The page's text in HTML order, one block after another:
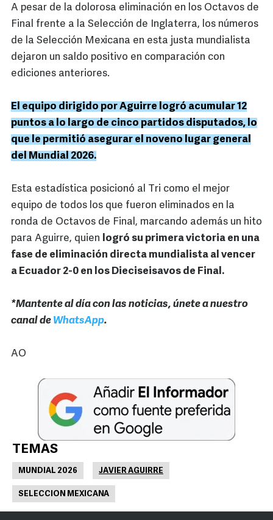
A pesar de la dolorosa eliminación en los Octavos de
Final frente a la Selección de Inglaterra, los números
de la Selección Mexicana en esta justa mundialista
dejaron un saldo positivo en comparación con
ediciones anteriores.
El equipo dirigido por Aguirre logró acumular 12
puntos a lo largo de cinco partidos disputados, lo
que le permitió asegurar el noveno lugar general
del Mundial 2026.
Esta estadística posicionó al Tri como el mejor
equipo de todos los que fueron eliminados en la
ronda de Octavos de Final, marcando además un hito
para Aguirre, quien logró su primera victoria en una
fase de eliminación directa mundialista al vencer
a Ecuador 2-0 en los Dieciseisavos de Final.
*Mantente al día con las noticias, únete a nuestro
canal de WhatsApp.
AO
TEMAS
MUNDIAL 2026 JAVIER AGUIRRE
SELECCION MEXICANA